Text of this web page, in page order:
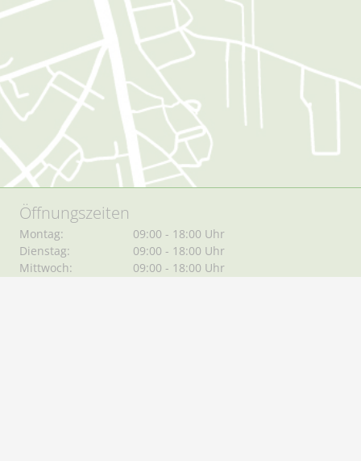
Öffnungszeiten
Montag:
09:00 - 18:00 Uhr
Dienstag:
09:00 - 18:00 Uhr
Mittwoch:
09:00 - 18:00 Uhr